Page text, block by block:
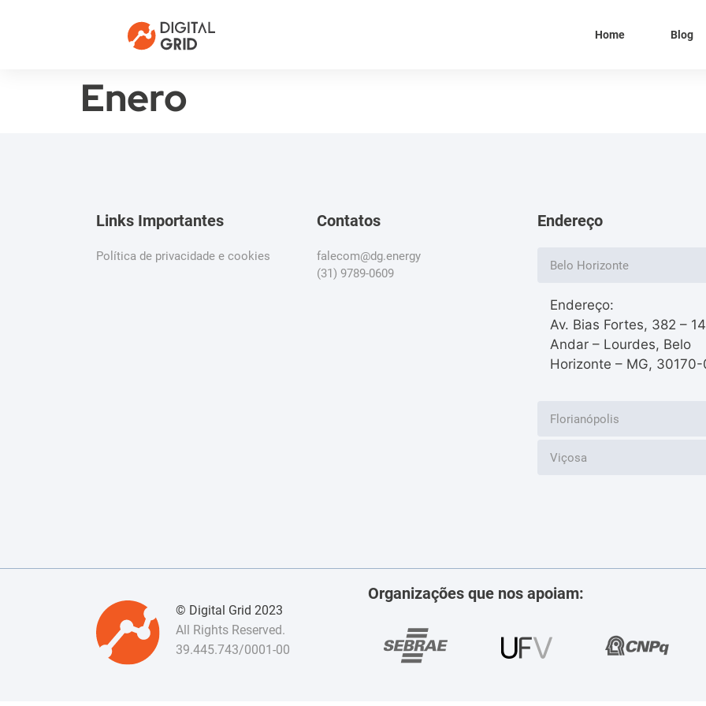
Home Blog
Enero
Links Importantes
Política de privacidade e cookies
Contatos
falecom@dg.energy
(31) 9789-0609
Endereço
Belo Horizonte
Endereço:
Av. Bias Fortes, 382 –
Andar – Lourdes, Belo
Horizonte – MG, 30170-
Florianópolis
Viçosa
© Digital Grid 2023
All Rights Reserved.
39.445.743/0001-00
Organizações que nos apoiam: